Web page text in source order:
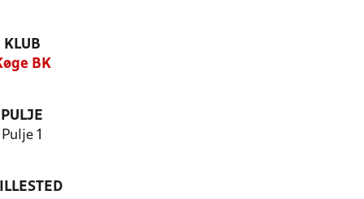
KLUB
BK
PULJE
Pulje 1